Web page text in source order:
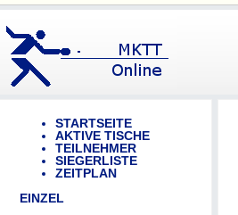
STARTSEITE
AKTIVE TISCHE
TEILNEHMER
SIEGERLISTE
ZEITPLAN
EINZEL